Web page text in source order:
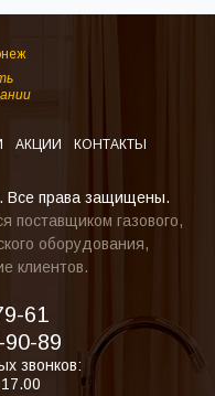
АКЦИИ КОНТАКТЫ
права защищены.
поставщиком газового,
оборудования,
клиентов.
61
89
звонков: